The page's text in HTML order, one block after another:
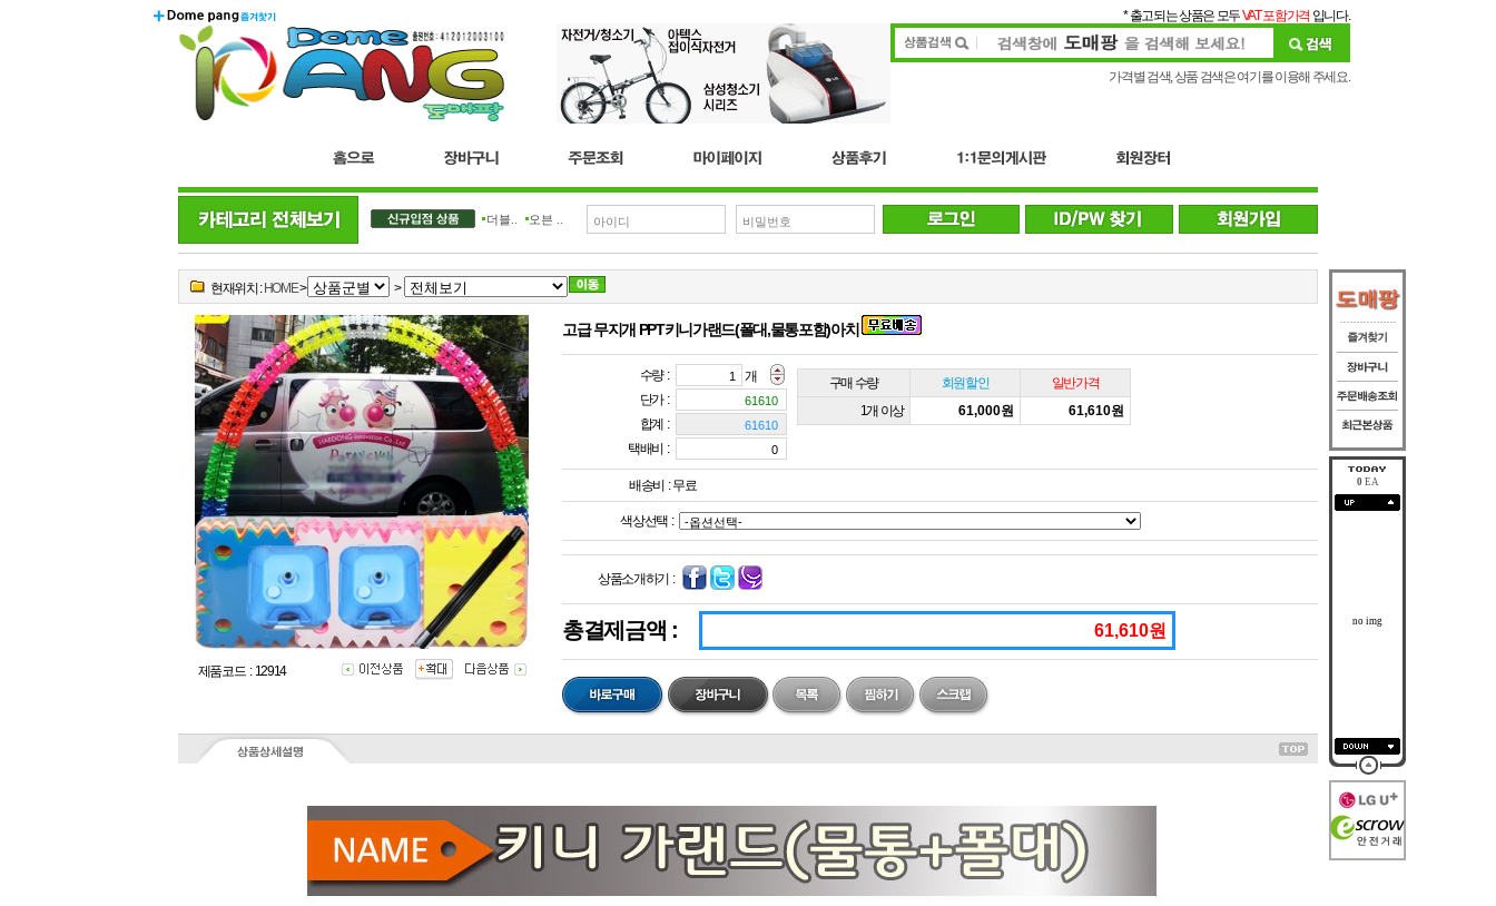
* 출고되는 상품은 모두VAT 포함가격 입니다.
가격별 검색, 상품 검색은 여기를 이용해 주세요.
더블.. 오븐 ..
현재위치 : HOME> >
제품코드 : 12914
고급 무지개 PPT키니가랜드(폴대,물통포함)아치
수량 :
개
단가 :
합계 :
택배비 :
구매 수량 회원할인
일반가격
1개 이상
61,000원 61,610원
배송비 : 무료
색상선택 :
상품소개하기 :
총결제금액 : 61,610원
0EA
no img